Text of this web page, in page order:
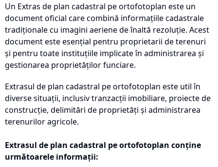
Un Extras de plan cadastral pe ortofotoplan este un
document oficial care combină informațiile cadastrale
tradiționale cu imagini aeriene de înaltă rezoluție. Acest
document este esențial pentru proprietarii de terenuri
și pentru toate instituțiile implicate în administrarea și
gestionarea proprietăților funciare.
Extrasul de plan cadastral pe ortofotoplan este util în
diverse situații, inclusiv tranzacții imobiliare, proiecte de
construcție, delimitări de proprietăți și administrarea
terenurilor agricole.
Extrasul de plan cadastral pe ortofotoplan conține
următoarele informații: